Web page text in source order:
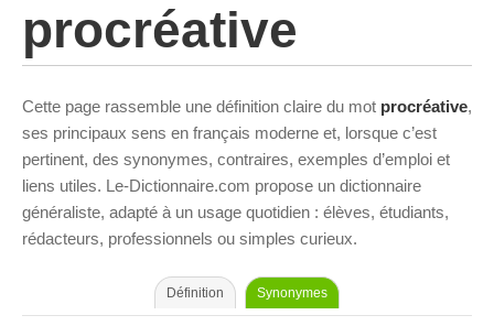
procréative
Cette page rassemble une définition claire du mot procréative,
ses principaux sens en français moderne et, lorsque c’est
pertinent, des synonymes, contraires, exemples d’emploi et
liens utiles. Le-Dictionnaire.com propose un dictionnaire
généraliste, adapté à un usage quotidien : élèves, étudiants,
rédacteurs, professionnels ou simples curieux.
Définition Synonymes